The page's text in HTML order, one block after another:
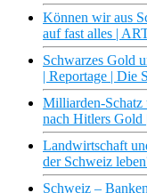
Können wir aus
auf fast alles |
Schwarzes Gold
| Reportage | Die
Milliarden-Schatz
nach Hitlers
Landwirtschaft
der Schweiz
Schweiz –